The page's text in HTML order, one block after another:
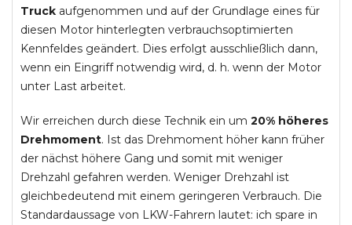
Truck aufgenommen und auf der Grundlage eines für
diesen Motor hinterlegten verbrauchsoptimierten
Kennfeldes geändert. Dies erfolgt ausschließlich dann,
wenn ein Eingriff notwendig wird, d. h. wenn der Motor
unter Last arbeitet.
Wir erreichen durch diese Technik ein um 20% höheres
Drehmoment. Ist das Drehmoment höher kann früher
der nächst höhere Gang und somit mit weniger
Drehzahl gefahren werden. Weniger Drehzahl ist
gleichbedeutend mit einem geringeren Verbrauch. Die
Standardaussage von LKW-Fahrern lautet: ich spare in